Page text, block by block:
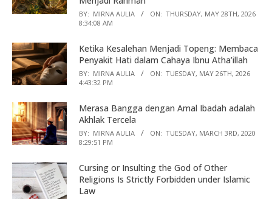
BY: MIRNA AULIA ON: THURSDAY, MAY 28TH, 2026
8:34:08 AM
Ketika Kesalehan Menjadi Topeng: Membaca
Penyakit Hati dalam Cahaya Ibnu Atha’illah
BY: MIRNA AULIA ON: TUESDAY, MAY 26TH, 2026
4:43:32 PM
Merasa Bangga dengan Amal Ibadah adalah
Akhlak Tercela
BY: MIRNA AULIA ON: TUESDAY, MARCH 3RD, 2020
8:29:51 PM
Cursing or Insulting the God of Other
Religions Is Strictly Forbidden under Islamic
Law